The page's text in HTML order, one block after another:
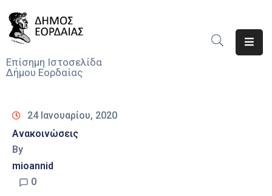
Επίσημη Ιστοσελίδα
Δήμου Εορδαίας
Νέα
Υπηρεσίες
Του
Δήμου
24 Ιανουαρίου, 2020
Ανακοινώσεις
By
mioannid
0